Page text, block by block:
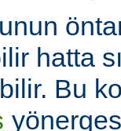
hatta
Bu